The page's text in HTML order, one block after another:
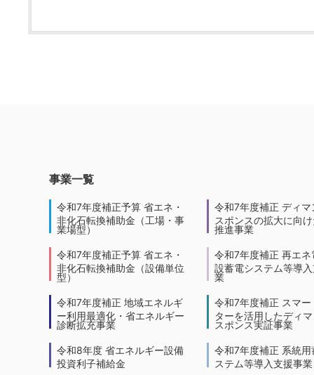
事業一覧
令和7年度補正予算 省エネ・
非化石転換補助金（工場・事
業場型）
令和7年度補正予算 省エネ・
非化石転換補助金（設備単位
型）
令和7年度補正 地域エネルギ
ー利用最適化・省エネルギー
診断拡充事業
令和8年度 省エネルギー設備
投資利子補給金
令和7年度補正 ディマ
スポンスの拡大に向
推進事業
令和7年度補正 再エネ
設蓄電システム等導
業
令和7年度補正 スマー
ターを活用したディ
スポンス実証事業
令和7年度補正 系統用
ステム等導入支援事業